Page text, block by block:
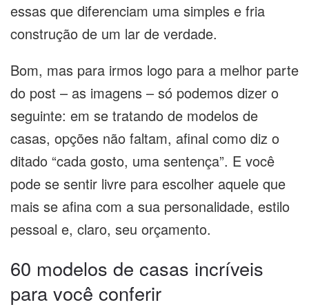
essas que diferenciam uma simples e fria
construção de um lar de verdade.
Bom, mas para irmos logo para a melhor parte
do post – as imagens – só podemos dizer o
seguinte: em se tratando de modelos de
casas, opções não faltam, afinal como diz o
ditado “cada gosto, uma sentença”. E você
pode se sentir livre para escolher aquele que
mais se afina com a sua personalidade, estilo
pessoal e, claro, seu orçamento.
60 modelos de casas incríveis
para você conferir